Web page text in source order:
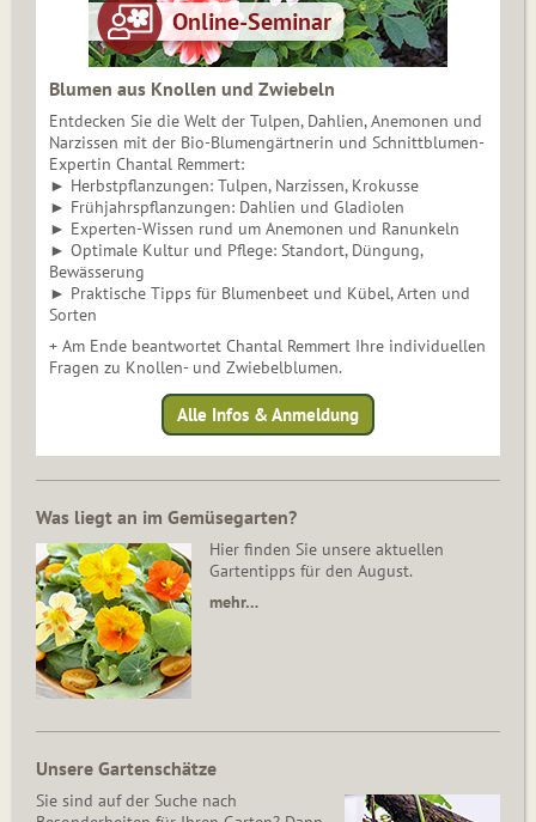
Blumen aus Knollen und Zwiebeln
Entdecken Sie die Welt der Tulpen, Dahlien, Anemonen und
Narzissen mit der Bio-Blumengärtnerin und Schnittblumen-
Expertin Chantal Remmert:
► Herbstpflanzungen: Tulpen, Narzissen, Krokusse
► Frühjahrspflanzungen: Dahlien und Gladiolen
► Experten-Wissen rund um Anemonen und Ranunkeln
► Optimale Kultur und Pflege: Standort, Düngung,
Bewässerung
► Praktische Tipps für Blumenbeet und Kübel, Arten und
Sorten
+ Am Ende beantwortet Chantal Remmert Ihre individuellen
Fragen zu Knollen- und Zwiebelblumen.
Alle Infos & Anmeldung
Was liegt an im Gemüsegarten?
Hier finden Sie unsere aktuellen
Gartentipps für den August.
mehr…
Unsere Gartenschätze
Sie sind auf der Suche nach